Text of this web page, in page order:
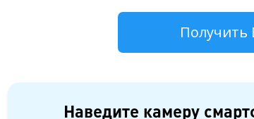
Наведите камеру